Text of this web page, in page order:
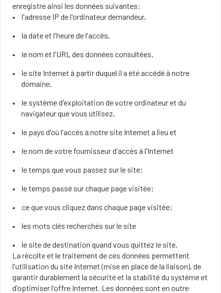
enregistre ainsi les données suivantes:
l'adresse IP de l'ordinateur demandeur,
la date et l'heure de l'accès,
le nom et l'URL des données consultées,
le site Internet à partir duquel il a été accédé à notre
domaine,
le système d'exploitation de votre ordinateur et du
navigateur que vous utilisez,
le pays d'où l'accès à notre site Internet a lieu et
le nom de votre fournisseur d'accès à l'Internet
le temps que vous passez sur le site;
le temps passé sur chaque page visitée;
ce que vous cliquez dans chaque page visitée;
les mots clés recherchés sur le site
le site de destination quand vous quittez le site.
La récolte et le traitement de ces données permettent
l'utilisation du site Internet (mise en place de la liaison), de
garantir durablement la sécurité et la stabilité du système et
d'optimiser l'offre Internet. Les données sont en outre